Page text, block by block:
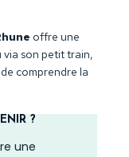
offre une
via son petit train,
comprendre la
?
une